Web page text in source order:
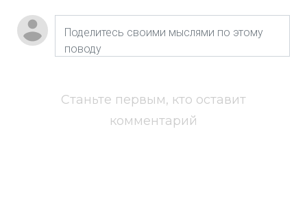
Станьте первым, кто оставит
комментарий